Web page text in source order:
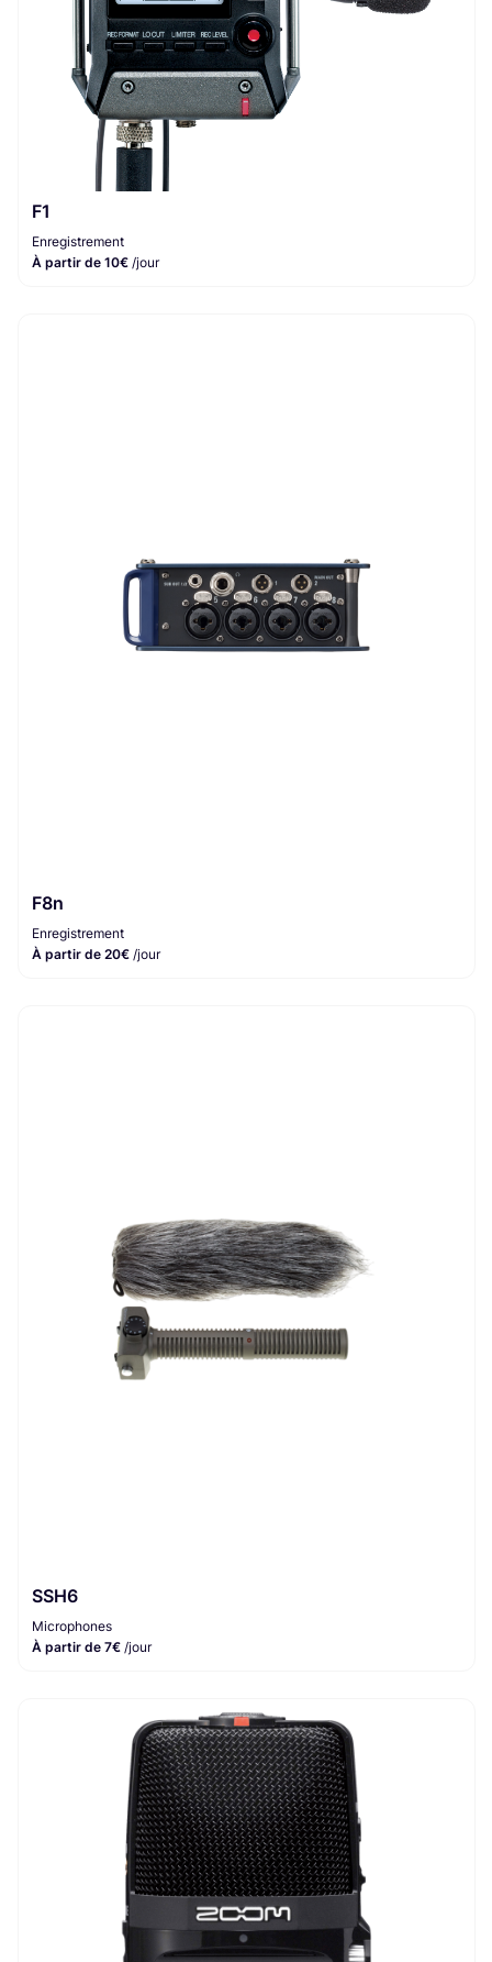
F1
Enregistrement
À partir de 10€ /jour
F8n
Enregistrement
À partir de 20€ /jour
SSH6
Microphones
À partir de 7€ /jour